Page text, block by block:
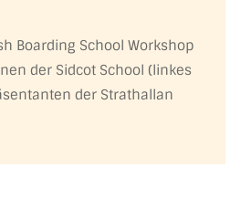
Boarding School Workshop
der Sidcot School (linkes
der Strathallan